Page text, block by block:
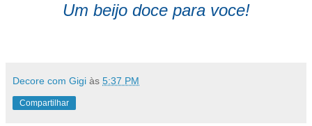
Um beijo doce para voce!
Decore com Gigi às 5:37 PM
Compartilhar